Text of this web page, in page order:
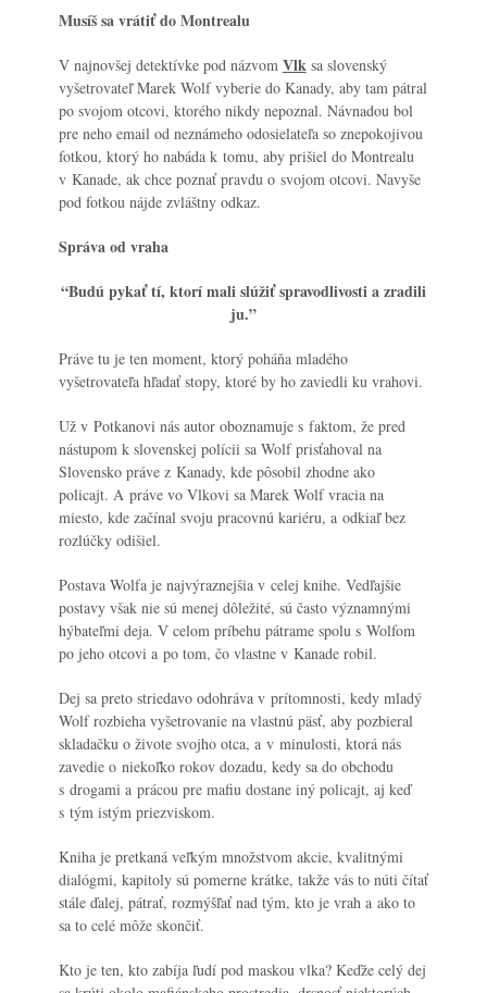
Musíš sa vrátiť do Montrealu
V najnovšej detektívke pod názvom Vlk sa slovenský
vyšetrovateľ Marek Wolf vyberie do Kanady, aby tam pátral
po svojom otcovi, ktorého nikdy nepoznal. Návnadou bol
pre neho email od neznámeho odosielateľa so znepokojivou
fotkou, ktorý ho nabáda k tomu, aby prišiel do Montrealu
v Kanade, ak chce poznať pravdu o svojom otcovi. Navyše
pod fotkou nájde zvláštny odkaz.
Správa od vraha
“Budú pykať tí, ktorí mali slúžiť spravodlivosti a zradili
ju.”
Práve tu je ten moment, ktorý poháňa mladého
vyšetrovateľa hľadať stopy, ktoré by ho zaviedli ku vrahovi.
Už v Potkanovi nás autor oboznamuje s faktom, že pred
nástupom k slovenskej polícii sa Wolf prisťahoval na
Slovensko práve z Kanady, kde pôsobil zhodne ako
policajt. A práve vo Vlkovi sa Marek Wolf vracia na
miesto, kde začínal svoju pracovnú kariéru, a odkiaľ bez
rozlúčky odišiel.
Postava Wolfa je najvýraznejšia v celej knihe. Vedľajšie
postavy však nie sú menej dôležité, sú často významnými
hýbateľmi deja. V celom príbehu pátrame spolu s Wolfom
po jeho otcovi a po tom, čo vlastne v Kanade robil.
Dej sa preto striedavo odohráva v prítomnosti, kedy mladý
Wolf rozbieha vyšetrovanie na vlastnú päsť, aby pozbieral
skladačku o živote svojho otca, a v minulosti, ktorá nás
zavedie o niekoľko rokov dozadu, kedy sa do obchodu
s drogami a prácou pre mafiu dostane iný policajt, aj keď
s tým istým priezviskom.
Kniha je pretkaná veľkým množstvom akcie, kvalitnými
dialógmi, kapitoly sú pomerne krátke, takže vás to núti čítať
stále ďalej, pátrať, rozmýšľať nad tým, kto je vrah a ako to
sa to celé môže skončiť.
Kto je ten, kto zabíja ľudí pod maskou vlka? Keďže celý dej